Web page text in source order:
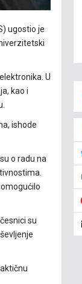
ugostio je
U
kao i
ishode
o radu na
su